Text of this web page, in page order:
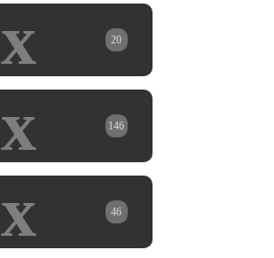
x 20
x 146
x 46